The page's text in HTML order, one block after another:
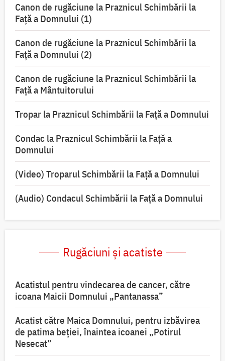
Canon de rugăciune la Praznicul Schimbării la
Faţă a Domnului (1)
Canon de rugăciune la Praznicul Schimbării la
Faţă a Domnului (2)
Canon de rugăciune la Praznicul Schimbării la
Față a Mântuitorului
Tropar la Praznicul Schimbării la Faţă a Domnului
Condac la Praznicul Schimbării la Faţă a
Domnului
(Video) Troparul Schimbării la Față a Domnului
(Audio) Condacul Schimbării la Față a Domnului
Rugăciuni și acatiste
Acatistul pentru vindecarea de cancer, către
icoana Maicii Domnului „Pantanassa”
Acatist către Maica Domnului, pentru izbăvirea
de patima beției, înaintea icoanei „Potirul
Nesecat”